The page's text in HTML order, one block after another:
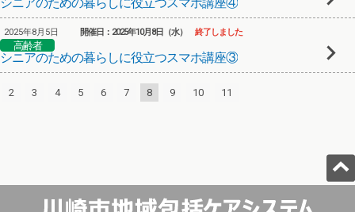
2025年8月5日
高齢者
シニアのための暮らしに役立つスマホ講座③
開催日：2025年10月8日（水） 終了しました
2 3 4 5 6 7 8 9 10 11